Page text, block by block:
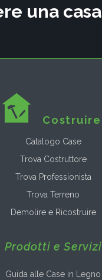
una
Costruire
Catalogo Case
Trova Costruttore
Trova Professionista
Trova Terreno
Demolire e Ricostruire
Prodotti e Servizi
Guida alle Case in Legno